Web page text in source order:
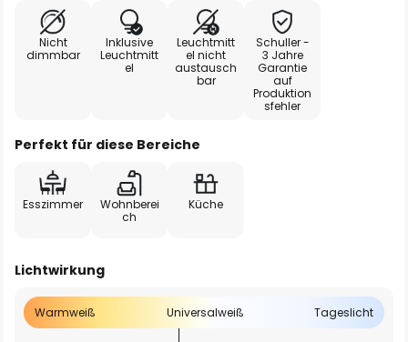
Nicht
dimmbar
Inklusive
Leuchtmitt
el
Leuchtmitt
el nicht
austausch
bar
Schuller -
3 Jahre
Garantie
auf
Produktion
sfehler
Perfekt für diese Bereiche
Esszimmer
Wohnberei
ch
Küche
Lichtwirkung
Warmweiß Universalweiß Tageslicht